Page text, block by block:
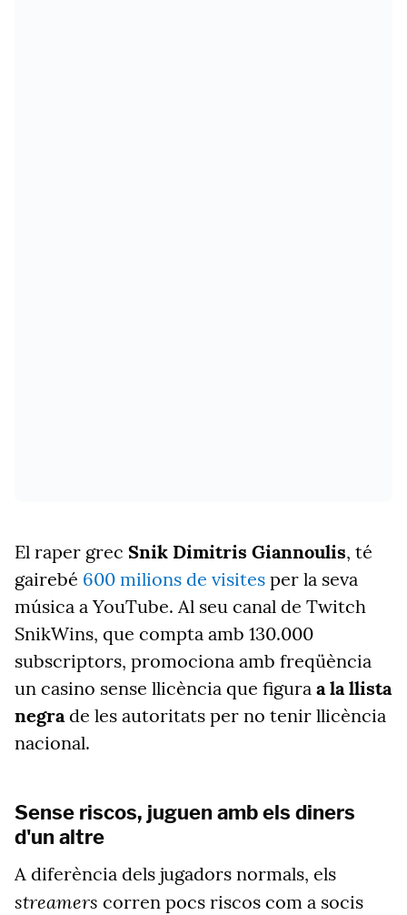
El raper grec Snik Dimitris Giannoulis, té
gairebé 600 milions de visites per la seva
música a YouTube. Al seu canal de Twitch
SnikWins, que compta amb 130.000
subscriptors, promociona amb freqüència
un casino sense llicència que figura a la llista
negrade les autoritats per no tenir llicència
nacional.
Sense riscos, juguen amb els diners
d'un altre
A diferència dels jugadors normals, els
streamers corren pocs riscos com a socis